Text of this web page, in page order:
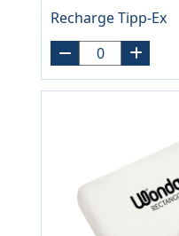
Recharge Tipp-Ex